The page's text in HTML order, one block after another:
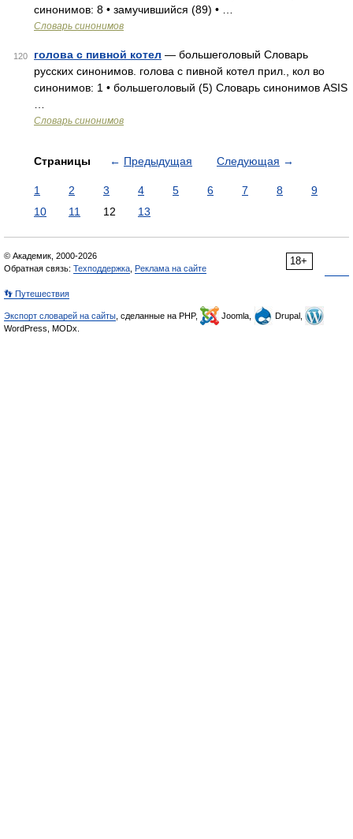
синонимов: 8 • замучившийся (89) • …
Словарь синонимов
120 голова с пивной котел — большеголовый Словарь
русских синонимов. голова с пивной котел прил., кол во
синонимов: 1 • большеголовый (5) Словарь синонимов ASIS
Словарь синонимов
Страницы ← Предыдущая Следующая →
1 2 3 4 5 6 7 8
9
10
11 12 13
18+
© Академик, 2000-2026
Обратная связь: Техподдержка Реклама на сайте
👣 Путешествия
Экспорт словарей на сайты , сделанные на PHP, Joomla,
Drupal,
WordPress, MODx.